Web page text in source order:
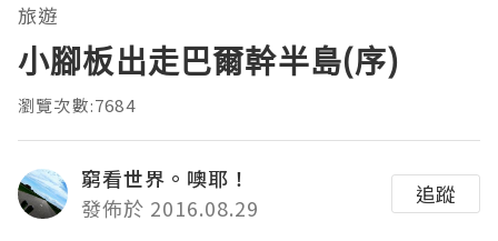
旅遊
小腳板出走巴爾幹半島(序)
瀏覽次數:7684
窮看世界。噢耶！
發佈於 2016.08.29
追蹤